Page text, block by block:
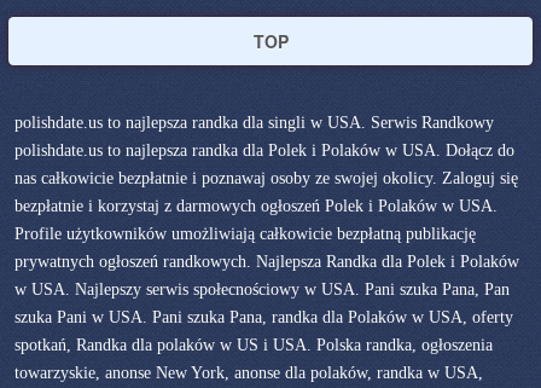
TOP
polishdate.us to najlepsza randka dla singli w USA. Serwis Randkowy
polishdate.us to najlepsza randka dla Polek i Polaków w USA. Dołącz do
nas całkowicie bezpłatnie i poznawaj osoby ze swojej okolicy. Zaloguj się
bezpłatnie i korzystaj z darmowych ogłoszeń Polek i Polaków w USA.
Profile użytkowników umożliwiają całkowicie bezpłatną publikację
prywatnych ogłoszeń randkowych. Najlepsza Randka dla Polek i Polaków
w USA. Najlepszy serwis społecnościowy w USA. Pani szuka Pana, Pan
szuka Pani w USA. Pani szuka Pana, randka dla Polaków w USA, oferty
spotkań, Randka dla polaków w US i USA. Polska randka, ogłoszenia
towarzyskie, anonse New York, anonse dla polaków, randka w USA,